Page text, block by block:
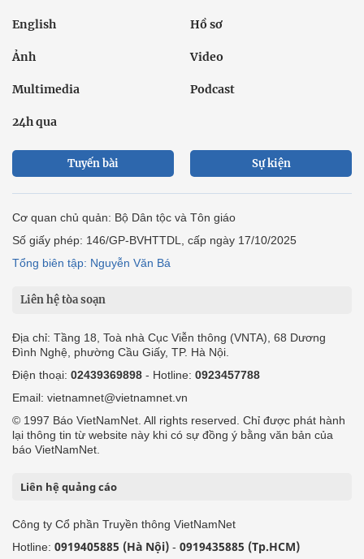
English Hồ sơ
Ảnh Video
Multimedia Podcast
24h qua
Tuyến bài Sự kiện
Cơ quan chủ quản: Bộ Dân tộc và Tôn giáo
Số giấy phép: 146/GP-BVHTTDL, cấp ngày 17/10/2025
Tổng biên tập: Nguyễn Văn Bá
Liên hệ tòa soạn
Địa chỉ: Tầng 18, Toà nhà Cục Viễn thông (VNTA), 68 Dương
Đình Nghệ, phường Cầu Giấy, TP. Hà Nội.
Điện thoại: 02439369898 - Hotline: 0923457788
Email: vietnamnet@vietnamnet.vn
© 1997 Báo VietNamNet. All rights reserved. Chỉ được phát hành
lại thông tin từ website này khi có sự đồng ý bằng văn bản của
báo VietNamNet.
Liên hệ quảng cáo
Công ty Cổ phần Truyền thông VietNamNet
Hotline: 0919405885 (Hà Nội) - 0919435885 (Tp.HCM)